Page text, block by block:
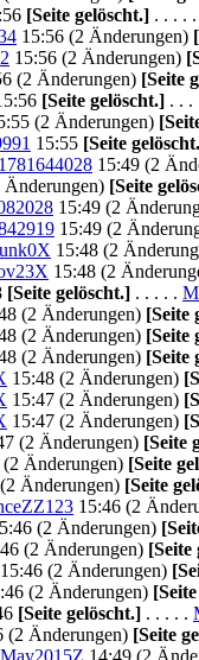
[Seite gelöscht.] . . . . .
15:56 (2 Änderungen)
15:56 (2 Änderungen)
(2 Änderungen) [Seite
[Seite gelöscht.] . . .
(2 Änderungen)
15:55 [Seite
15:49 (2
Änderungen) [Seite
15:49 (2
15:49 (2
15:48 (2
15:48 (2
[Seite gelöscht.] . . . . .
(2 Änderungen) [Seite
(2 Änderungen) [Seite
(2 Änderungen) [Seite
15:48 (2 Änderungen)
15:47 (2 Änderungen)
15:47 (2 Änderungen)
(2 Änderungen) [Seite
(2 Änderungen) [Seite
Änderungen) [Seite
15:46 (2
(2 Änderungen)
(2 Änderungen) [Seite
15:46 (2 Änderungen)
(2 Änderungen)
[Seite gelöscht.] . . . . .
(2 Änderungen) [Seite
14:49 (2